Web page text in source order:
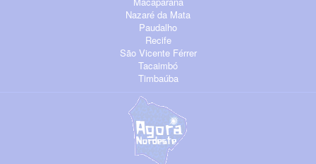
Nazaré da Mata
Paudalho
Recife
São Vicente Férrer
Tacaimbó
Timbaúba